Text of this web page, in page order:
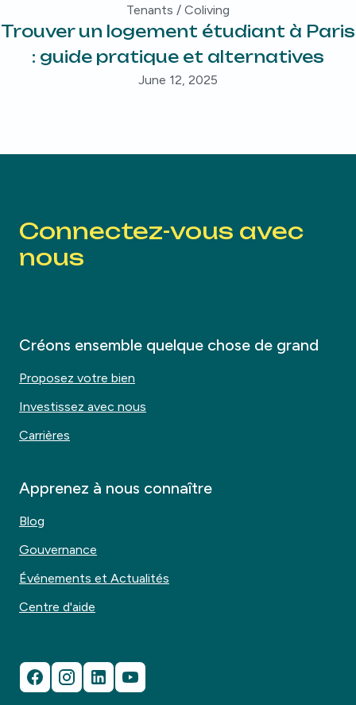
Tenants / Coliving
Trouver un logement étudiant à Paris
: guide pratique et alternatives
June 12, 2025
Connectez-vous avec
nous
Créons ensemble quelque chose de grand
Proposez votre bien
Investissez avec nous
Carrières
Apprenez à nous connaître
Blog
Gouvernance
Événements et Actualités
Centre d'aide